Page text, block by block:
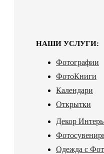
НАШИ УСЛУГИ:
Фотографии
ФотоКниги
Календари
Открытки
Декор
Одежда с